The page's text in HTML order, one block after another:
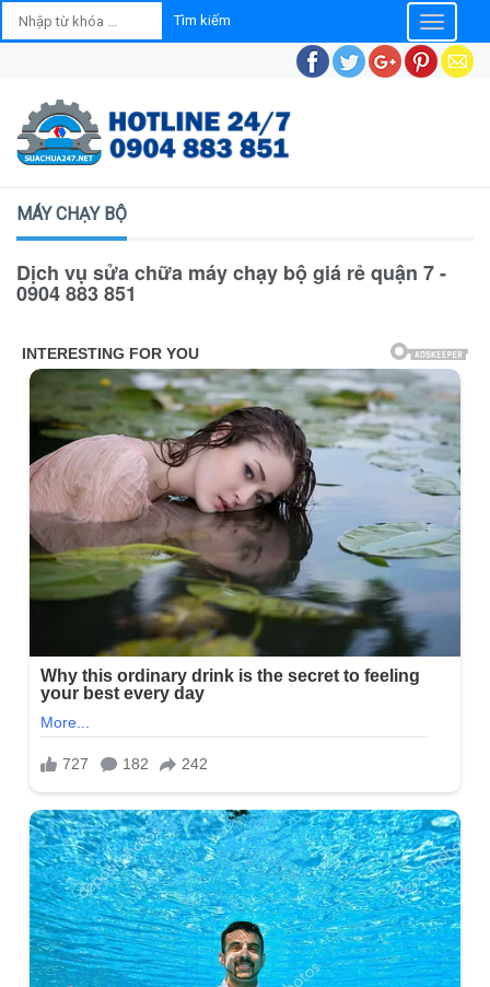
Toggle
MÁY CHẠY BỘ
Dịch vụ sửa chữa máy chạy bộ giá rẻ quận 7 -
0904 883 851